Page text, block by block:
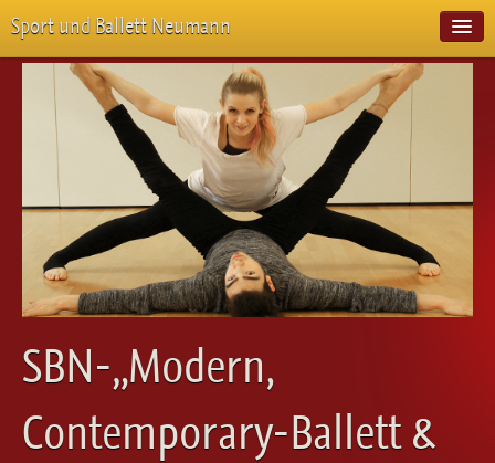
Sport und Ballett Neumann
Start
Neuigkeiten
Über Uns
Veranstaltungen
Emotion Pur
Meisterschaften
Projekte
Vorstellungen
Workshops
Galerie
Kontakt
SBN-„Modern,
Contemporary-Ballett &